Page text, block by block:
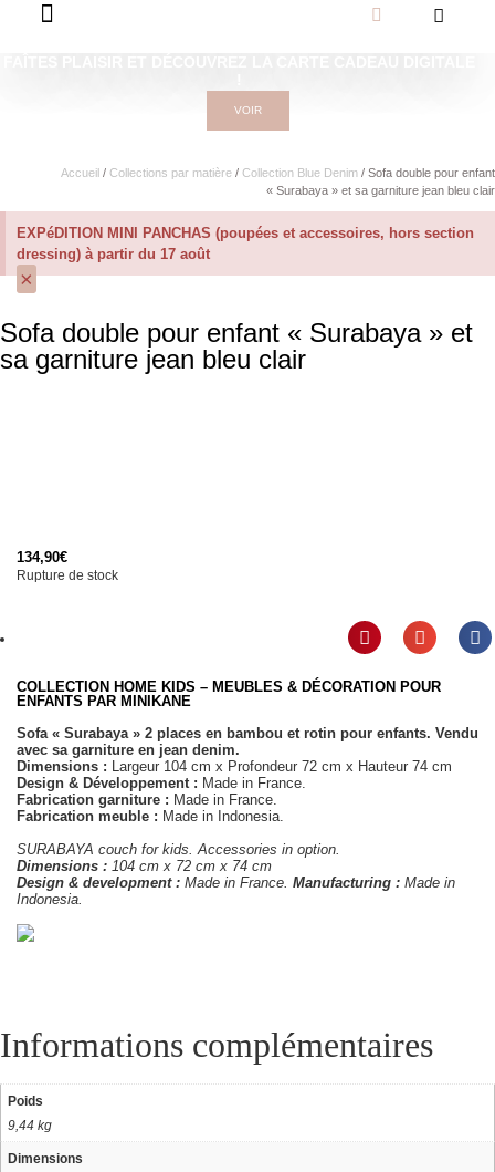
VOIR
Accueil / Collections par matière / Collection Blue Denim / Sofa double pour enfant
« Surabaya » et sa garniture jean bleu clair
EXPéDITION MINI PANCHAS (poupées et accessoires, hors section
dressing) à partir du 17 août
×
Sofa double pour enfant « Surabaya » et
sa garniture jean bleu clair
134,90€
Rupture de stock
COLLECTION HOME KIDS – MEUBLES & DÉCORATION POUR
ENFANTS PAR MINIKANE
Sofa « Surabaya » 2 places en bambou et rotin pour enfants. Vendu
avec sa garniture en jean denim.
Dimensions : Largeur 104 cm x Profondeur 72 cm x Hauteur 74 cm
Design & Développement : Made in France.
Fabrication garniture : Made in France.
Fabrication meuble : Made in Indonesia.
SURABAYA couch for kids. Accessories in option.
Dimensions : 104 cm x 72 cm x 74 cm
Design & development : Made in France. Manufacturing : Made in
Indonesia.
Informations complémentaires
Poids
9,44 kg
Dimensions